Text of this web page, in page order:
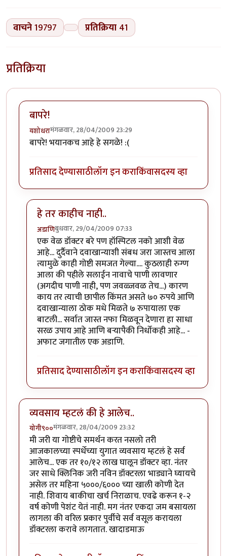
वाचने19797 प्रतिक्रिया 41
प्रतिक्रिया
बापरे!
यशोधरामंगळवार, 28/04/2009 23:29
बापरे! भयानकच आहे हे सगळे! :(
प्रतिसाद देण्यासाठीलॉग इन कराकिंवासदस्य व्हा
हे तर काहीच नाही..
अडाणिबुधवार, 29/04/2009 07:33
In reply toबापरे!byयशोधरा
एक वेळ डॉक्टर बरे पण हॉस्पिटल नको आशी वेळ
आहे... दुर्दैवाने दवाखान्याशी संबध जरा जास्तच आला
त्यामुळे काही गोष्टी समजत गेल्या.... कुठलाही रुग्ण
आला की पहीले सलाईन नावाचे पाणी लावणार
(अगदीच पाणी नाही, पण जवळ्जवळ तेच...) कारण
काय तर त्याची छापील किंमत असते ७० रुपये आणि
दवाखान्याला ठोक मधे मिळते ७ रुपायाला एक
बाटली... सर्वात जास्त नफा मिळवून देणारा हा साधा
सरळ उपाय आहे आणि बर्‍यापैकी निर्धोकही आहे... -
अफाट जगातील एक अडाणि.
प्रतिसाद देण्यासाठीलॉग इन कराकिंवासदस्य व्हा
व्यवसाय म्हटलं की हे आलेच..
योगी९००मंगळवार, 28/04/2009 23:32
मी जरी या गोष्टीचे समर्थन करत नसलो तरी
आजकालच्या स्पर्धेच्या युगात व्यवसाय म्हटलं हे सर्व
आलेच... एक तर १०/१२ लाख घालून डॉक्टर व्हा. नंतर
जर साधे क्लिनिक जरी नविन डॉक्टरला भाड्याने घ्यायचे
असेल तर महिना ५०००/६००० च्या खाली कोणी देत
नाही. शिवाय बाकीचा खर्च निराळाच. एवढे करून १-२
वर्ष कोणी पेशंट येतं नाही. मग नंतर एकदा जम बसायला
लागला की वरिल प्रकार पुर्वीचे सर्व वसूल करायला
डॉक्टरला करावे लागतात. खादाडमाऊ